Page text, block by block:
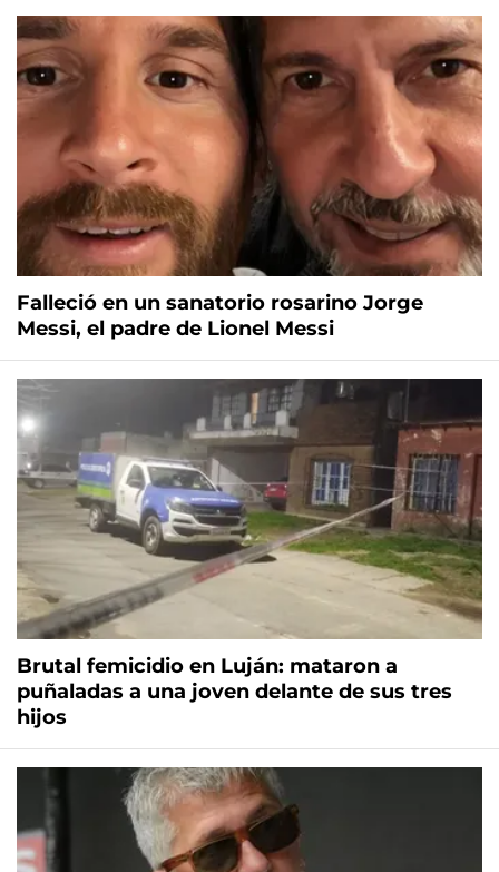
Falleció en un sanatorio rosarino Jorge
Messi, el padre de Lionel Messi
Brutal femicidio en Luján: mataron a
puñaladas a una joven delante de sus tres
hijos